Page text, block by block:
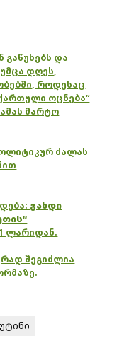
გაწუხებს და
დღეს,
როდესაც
ოცნება“
მარტო
ძალას
გახდი
ლარიდან.
შეგიძლია